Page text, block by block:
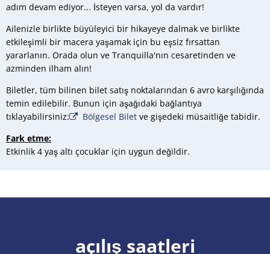
adım devam ediyor... İsteyen varsa, yol da vardır!
Ailenizle birlikte büyüleyici bir hikayeye dalmak ve birlikte
etkileşimli bir macera yaşamak için bu eşsiz fırsattan
yararlanın. Orada olun ve Tranquilla'nın cesaretinden ve
azminden ilham alın!
Biletler, tüm bilinen bilet satış noktalarından 6 avro karşılığında
temin edilebilir. Bunun için aşağıdaki bağlantıya
tıklayabilirsiniz:
Bölgesel Biletve gişedeki müsaitliğe tabidir.
Fark etme:
Etkinlik 4 yaş altı çocuklar için uygun değildir.
açılış saatleri